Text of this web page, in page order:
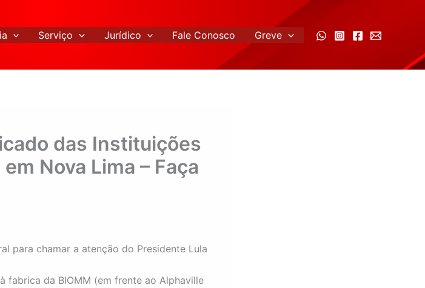
Serviço Jurídico Fale Conosco Greve
das Instituições
Nova Lima – Faça
para chamar a atenção do Presidente Lula
fabrica da BIOMM (em frente ao Alphaville